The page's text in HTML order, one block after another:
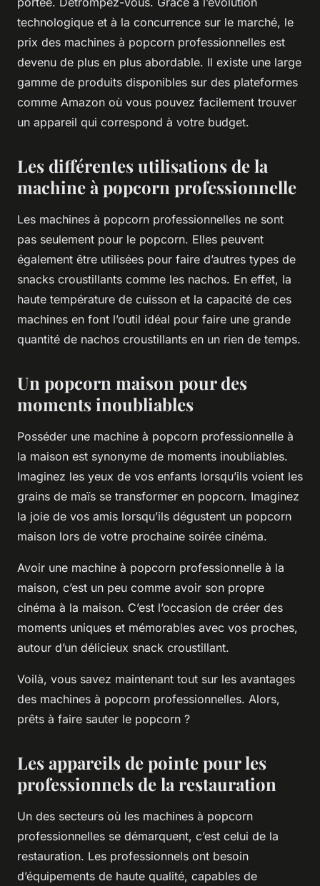
technologique et à la concurrence sur le marché, le
prix des machines à popcorn professionnelles est
devenu de plus en plus abordable. Il existe une large
gamme de produits disponibles sur des plateformes
comme Amazon où vous pouvez facilement trouver
un appareil qui correspond à votre budget.
Les différentes utilisations de la
machine à popcorn professionnelle
Les machines à popcorn professionnelles ne sont
pas seulement pour le popcorn. Elles peuvent
également être utilisées pour faire d’autres types de
snacks croustillants comme les nachos. En effet, la
haute température de cuisson et la capacité de ces
machines en font l’outil idéal pour faire une grande
quantité de nachos croustillants en un rien de temps.
Un popcorn maison pour des
moments inoubliables
Posséder une machine à popcorn professionnelle à
la maison est synonyme de moments inoubliables.
Imaginez les yeux de vos enfants lorsqu’ils voient les
grains de maïs se transformer en popcorn. Imaginez
la joie de vos amis lorsqu’ils dégustent un popcorn
maison lors de votre prochaine soirée cinéma.
Avoir une machine à popcorn professionnelle à la
maison, c’est un peu comme avoir son propre
cinéma à la maison. C’est l’occasion de créer des
moments uniques et mémorables avec vos proches,
autour d’un délicieux snack croustillant.
Voilà, vous savez maintenant tout sur les avantages
des machines à popcorn professionnelles. Alors,
prêts à faire sauter le popcorn ?
Les appareils de pointe pour les
professionnels de la restauration
Un des secteurs où les machines à popcorn
professionnelles se démarquent, c’est celui de la
restauration. Les professionnels ont besoin
d’équipements de haute qualité, capables de